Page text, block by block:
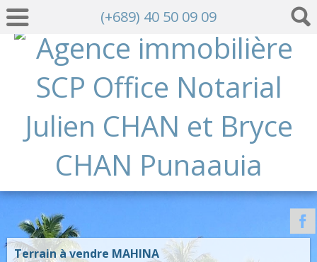
(+689) 40 50 09 09
Terrain à vendre MAHINA